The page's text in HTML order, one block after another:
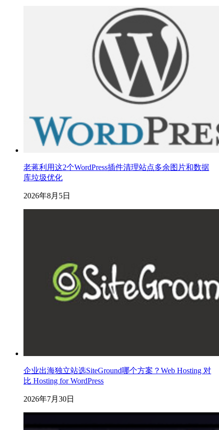
老蒋利用这2个WordPress插件清理站点多余图片和数据
库垃圾优化
2026年8月5日
企业出海独立站选SiteGround哪个方案？Web Hosting 对
比 Hosting for WordPress
2026年7月30日